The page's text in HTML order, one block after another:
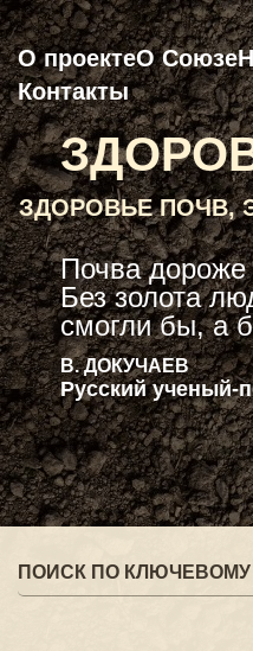
О проектеО Союзе
Контакты
ЗДОРОВЬЕ ПОЧВ,
Почва дороже
Без золота
смогли бы, а
В. ДОКУЧАЕВ
Русский ученый-